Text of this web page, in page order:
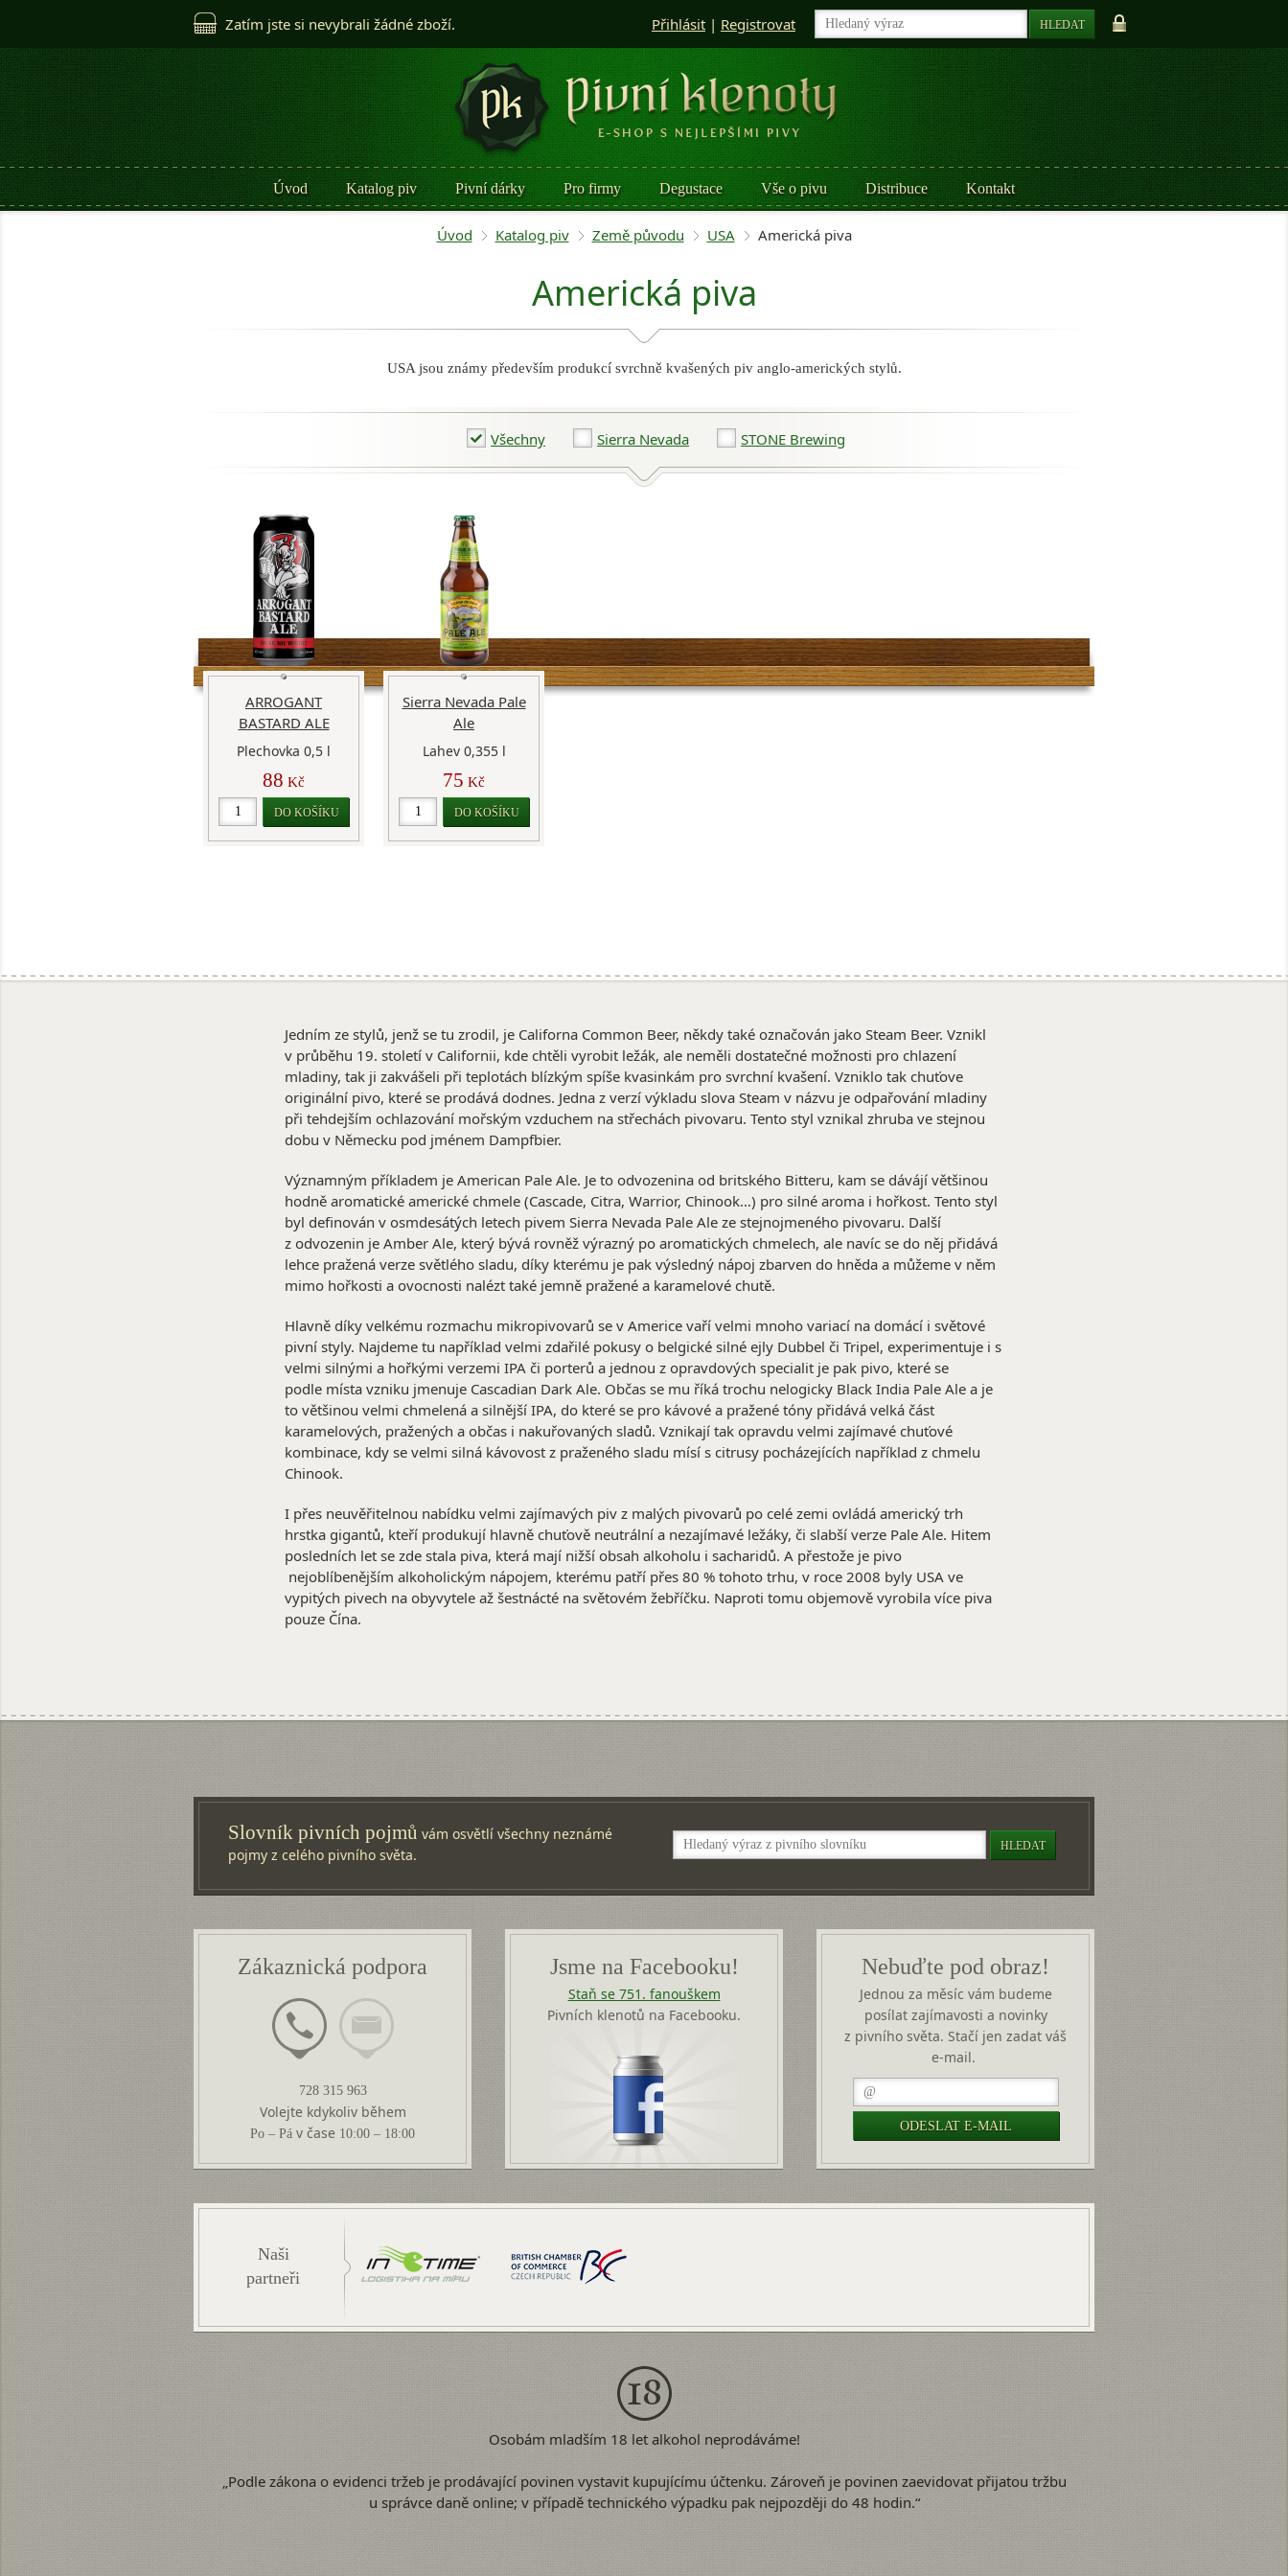
Úvod Katalog piv Pivní dárky Pro firmy Degustace Vše o pivu Distribuce Kontakt
Zatím jste si nevybrali žádné zboží. Přihlásit | Registrovat
Úvod Katalog piv Země původu USA Americká piva
Americká piva
USA jsou známy především produkcí svrchně kvašených piv anglo-amerických stylů.
Všechny Sierra Nevada STONE Brewing
ARROGANT
BASTARD ALE
Plechovka 0,5 l
88 Kč
Sierra Nevada Pale
Ale
Lahev 0,355 l
75 Kč
Jedním ze stylů, jenž se tu zrodil, je Californa Common Beer, někdy také označován jako Steam Beer. Vznikl
v průběhu 19. století v Californii, kde chtěli vyrobit ležák, ale neměli dostatečné možnosti pro chlazení
mladiny, tak ji zakvášeli při teplotách blízkým spíše kvasinkám pro svrchní kvašení. Vzniklo tak chuťove
originální pivo, které se prodává dodnes. Jedna z verzí výkladu slova Steam v názvu je odpařování mladiny
při tehdejším ochlazování mořským vzduchem na střechách pivovaru. Tento styl vznikal zhruba ve stejnou
dobu v Německu pod jménem Dampfbier.
Významným příkladem je American Pale Ale. Je to odvozenina od britského Bitteru, kam se dávájí většinou
hodně aromatické americké chmele (Cascade, Citra, Warrior, Chinook…) pro silné aroma i hořkost. Tento styl
byl definován v osmdesátých letech pivem Sierra Nevada Pale Ale ze stejnojmeného pivovaru. Další
z odvozenin je Amber Ale, který bývá rovněž výrazný po aromatických chmelech, ale navíc se do něj přidává
lehce pražená verze světlého sladu, díky kterému je pak výsledný nápoj zbarven do hněda a můžeme v něm
mimo hořkosti a ovocnosti nalézt také jemně pražené a karamelové chutě.
Hlavně díky velkému rozmachu mikropivovarů se v Americe vaří velmi mnoho variací na domácí i světové
pivní styly. Najdeme tu například velmi zdařilé pokusy o belgické silné ejly Dubbel či Tripel, experimentuje i s
velmi silnými a hořkými verzemi IPA či porterů a jednou z opravdových specialit je pak pivo, které se
podle místa vzniku jmenuje Cascadian Dark Ale. Občas se mu říká trochu nelogicky Black India Pale Ale a je
to většinou velmi chmelená a silnější IPA, do které se pro kávové a pražené tóny přidává velká část
karamelových, pražených a občas i nakuřovaných sladů. Vznikají tak opravdu velmi zajímavé chuťové
kombinace, kdy se velmi silná kávovost z praženého sladu mísí s citrusy pocházejících například z chmelu
Chinook.
I přes neuvěřitelnou nabídku velmi zajímavých piv z malých pivovarů po celé zemi ovládá americký trh
hrstka gigantů, kteří produkují hlavně chuťově neutrální a nezajímavé ležáky, či slabší verze Pale Ale. Hitem
posledních let se zde stala piva, která mají nižší obsah alkoholu i sacharidů. A přestože je pivo
nejoblíbenějším alkoholickým nápojem, kterému patří přes 80 % tohoto trhu, v roce 2008 byly USA ve
vypitých pivech na obyvytele až šestnácté na světovém žebříčku. Naproti tomu objemově vyrobila více piva
pouze Čína.
Slovník pivních pojmů vám osvětlí všechny neznámé
pojmy z celého pivního světa.
Zákaznická podpora
728 315 963
Volejte kdykoliv během
Po – Pá v čase 10:00 – 18:00
Jsme na Facebooku!
Staň se 751. fanouškem
Pivních klenotů na Facebooku.
Nebuďte pod obraz!
Jednou za měsíc vám budeme
posílat zajímavosti a novinky
z pivního světa. Stačí jen zadat váš
e-mail.
Naši
partneři
Osobám mladším 18 let alkohol neprodáváme!
„Podle zákona o evidenci tržeb je prodávající povinen vystavit kupujícímu účtenku. Zároveň je povinen zaevidovat přijatou tržbu
u správce daně online; v případě technického výpadku pak nejpozději do 48 hodin.“